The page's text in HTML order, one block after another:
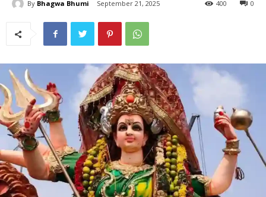
By Bhagwa Bhumi September 21, 2025 0
400